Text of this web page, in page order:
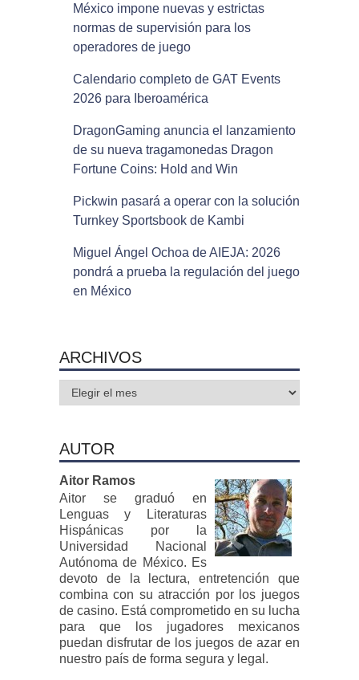
México impone nuevas y estrictas
normas de supervisión para los
operadores de juego
Calendario completo de GAT Events
2026 para Iberoamérica
DragonGaming anuncia el lanzamiento
de su nueva tragamonedas Dragon
Fortune Coins: Hold and Win
Pickwin pasará a operar con la solución
Turnkey Sportsbook de Kambi
Miguel Ángel Ochoa de AIEJA: 2026
pondrá a prueba la regulación del juego
en México
ARCHIVOS
Archivos
AUTOR
Aitor Ramos
Aitor se graduó en
Lenguas y Literaturas
Hispánicas por la
Universidad Nacional
Autónoma de México. Es
devoto de la lectura, entretención que
combina con su atracción por los juegos
de casino. Está comprometido en su lucha
para que los jugadores mexicanos
puedan disfrutar de los juegos de azar en
nuestro país de forma segura y legal.